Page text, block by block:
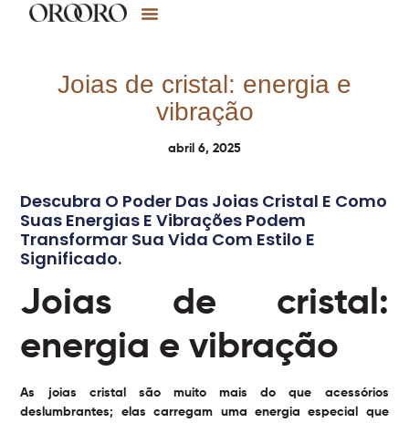
Joias de cristal: energia e
vibração
abril 6, 2025
Descubra O Poder Das Joias Cristal E Como
Suas Energias E Vibrações Podem
Transformar Sua Vida Com Estilo E
Significado.
Joias de cristal:
energia e vibração
As joias cristal
são muito mais do que acessórios
deslumbrantes; elas carregam uma energia especial que